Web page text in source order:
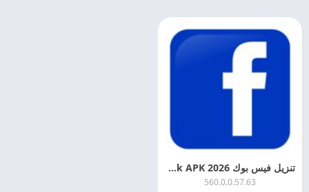
تنزيل فيس بوك 2026 Download Facebook APK يناسب الجهاز مجانا
560.0.0.57.63